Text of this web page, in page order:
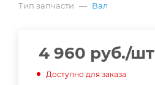
Тип запчасти — Вал
4 960 руб./шт
Доступно для заказа